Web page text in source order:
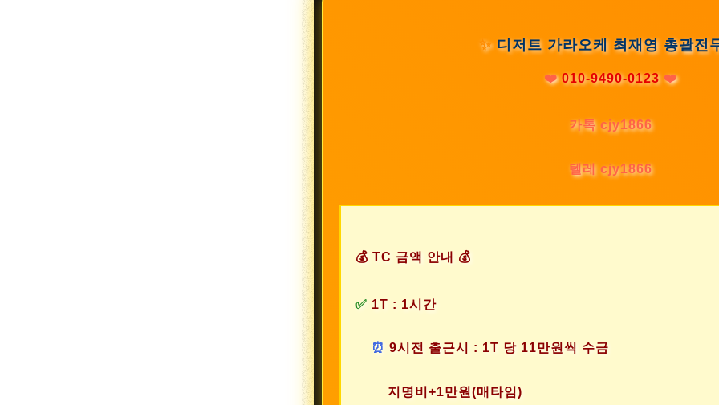
✨디저트 가라오케 최재영 총괄전
❤️010-9490-0123 ❤️
카톡 cjy1866
텔레 cjy1866
💰 TC 금액 안내 💰
✅ 1T : 1시간
⏰ 9시전 출근시 : 1T 당 11만원씩 수금
지명비+1만원(매타임)